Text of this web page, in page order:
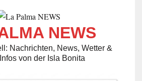
NEWS
Nachrichten, News, Wetter &
von der Isla Bonita